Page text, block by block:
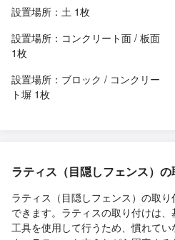
設置場所：土 1枚
設置場所：コンクリート面 / 板面
1枚
設置場所：ブロック / コンクリー
ト塀 1枚
ラティス（目隠しフェンス）
ラティス（目隠しフェンス）の取
できます。ラティスの取り付けは
工具を使用して行うため、慣れて